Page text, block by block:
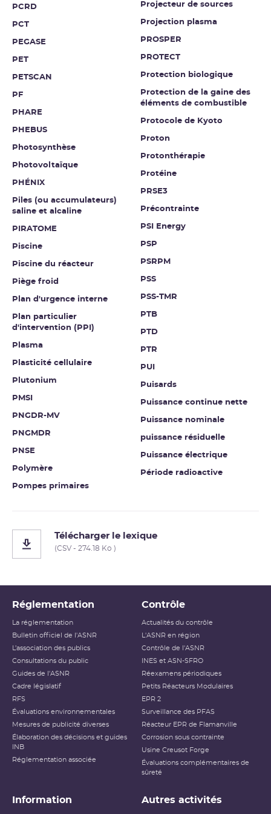
PCRD
PCT
PEGASE
PET
PETSCAN
PF
PHARE
PHEBUS
Photosynthèse
Photovoltaïque
PHÉNIX
Piles (ou accumulateurs)
saline et alcaline
PIRATOME
Piscine
Piscine du réacteur
Piège froid
Plan d'urgence interne
Plan particulier
d'intervention (PPI)
Plasma
Plasticité cellulaire
Plutonium
PMSI
PNGDR-MV
PNGMDR
PNSE
Polymère
Pompes primaires
Projecteur de sources
Projection plasma
PROSPER
PROTECT
Protection biologique
Protection de la gaine des
éléments de combustible
Protocole de Kyoto
Proton
Protonthérapie
Protéine
PRSE3
Précontrainte
PSI Energy
PSP
PSRPM
PSS
PSS-TMR
PTB
PTD
PTR
PUI
Puisards
Puissance continue nette
Puissance nominale
puissance résiduelle
Puissance électrique
Période radioactive
Télécharger le lexique
(CSV - 274.18 Ko )
Réglementation
La réglementation
Bulletin officiel de l'ASNR
L’association des publics
Consultations du public
Guides de l'ASNR
Cadre législatif
RFS
Évaluations environnementales
Mesures de publicité diverses
Élaboration des décisions et guides
INB
Réglementation associée
Contrôle
Actualités du contrôle
L'ASNR en région
Contrôle de l'ASNR
INES et ASN-SFRO
Réexamens périodiques
Petits Réacteurs Modulaires
EPR 2
Surveillance des PFAS
Réacteur EPR de Flamanville
Corrosion sous contrainte
Usine Creusot Forge
Évaluations complémentaires de
sûreté
Information Autres activités